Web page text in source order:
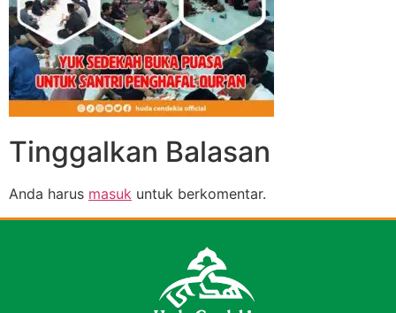
Tinggalkan Balasan
Anda harus masuk untuk berkomentar.